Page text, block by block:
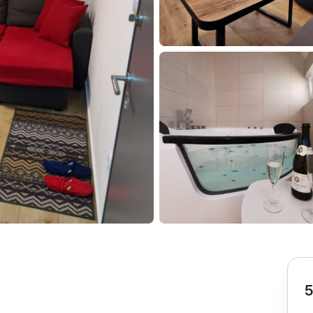
Nova Varoš Valjevo
Uvac Kruševac Pirot
Pazar Zrenjanin
Raška
Bor Požarevac Senta
Požega
Sremska
Mitrovica
Ljubovija
Bela Crkva Negotin